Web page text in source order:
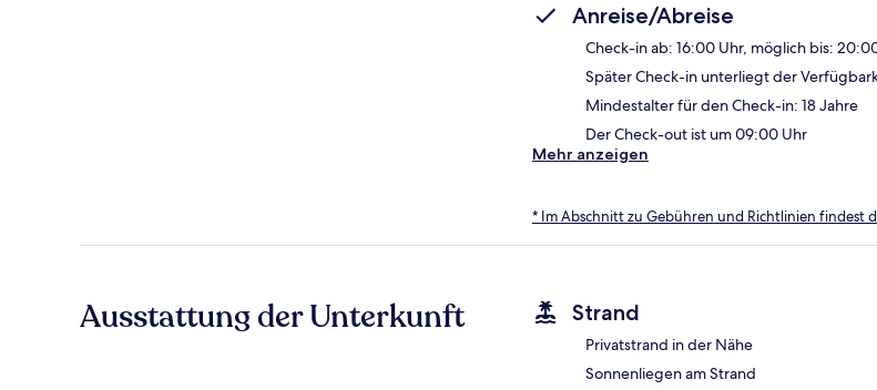
Anreise/Abreise
Check-in ab: 16:00 Uhr, möglich bis:
Später Check-in unterliegt der
Mindestalter für den Check-in: 18 Jahre
Der Check-out ist um 09:00 Uhr
Mehr anzeigen
* Im Abschnitt zu Gebühren und Richtlinien findest
Ausstattung der Unterkunft Strand
Privatstrand in der Nähe
Sonnenliegen am Strand